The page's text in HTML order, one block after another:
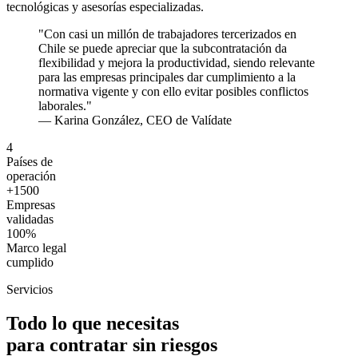
tecnológicas y asesorías especializadas.
"Con casi un millón de trabajadores tercerizados en
Chile se puede apreciar que la subcontratación da
flexibilidad y mejora la productividad, siendo relevante
para las empresas principales dar cumplimiento a la
normativa vigente y con ello evitar posibles conflictos
laborales."
— Karina González, CEO de Valídate
4
Países de
operación
+1500
Empresas
validadas
100%
Marco legal
cumplido
Servicios
Todo lo que necesitas
para contratar sin riesgos